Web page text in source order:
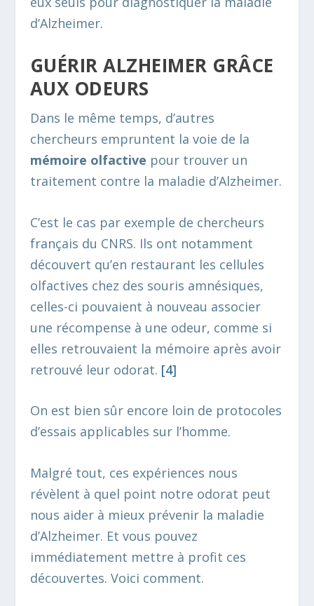
d’Alzheimer.
GUÉRIR ALZHEIMER GRÂCE
AUX ODEURS
Dans le même temps, d’autres
chercheurs empruntent la voie de la
mémoire olfactive pour trouver un
traitement contre la maladie d’Alzheimer.
C’est le cas par exemple de chercheurs
français du CNRS. Ils ont notamment
découvert qu’en restaurant les cellules
olfactives chez des souris amnésiques,
celles-ci pouvaient à nouveau associer
une récompense à une odeur, comme si
elles retrouvaient la mémoire après avoir
retrouvé leur odorat. [4]
On est bien sûr encore loin de protocoles
d’essais applicables sur l’homme.
Malgré tout, ces expériences nous
révèlent à quel point notre odorat peut
nous aider à mieux prévenir la maladie
d’Alzheimer. Et vous pouvez
immédiatement mettre à profit ces
découvertes. Voici comment.